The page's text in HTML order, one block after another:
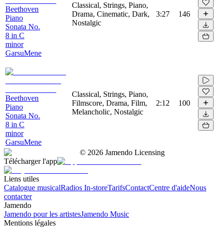
Beethoven
Piano
Sonata No.
8 in C
minor
GarsuMene
Classical, Strings, Piano,
Drama, Cinematic, Dark,
Nostalgic
3:27 146
Beethoven
Piano
Sonata No.
8 in C
minor
GarsuMene
Classical, Strings, Piano,
Filmscore, Drama, Film,
Melancholic, Nostalgic
2:12 100
© 2026 Jamendo Licensing
Télécharger l'app
Liens utiles
Catalogue musicalRadios In-storeTarifsContactCentre d'aideNous
contacter
Jamendo
Jamendo pour les artistesJamendo Music
Mentions légales